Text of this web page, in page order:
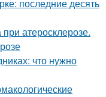
последние десять
атеросклерозе.
что нужно